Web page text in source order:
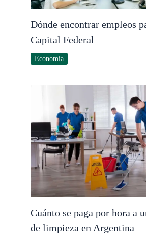
Dónde encontrar empleos
Capital Federal
Economía
Cuánto se paga por hora a
de limpieza en Argentina